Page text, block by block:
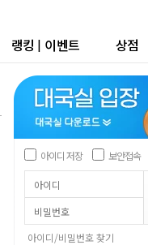
랭킹 | 이벤트 상점
아이디 저장 보안접속
아이디/비밀번호 찾기